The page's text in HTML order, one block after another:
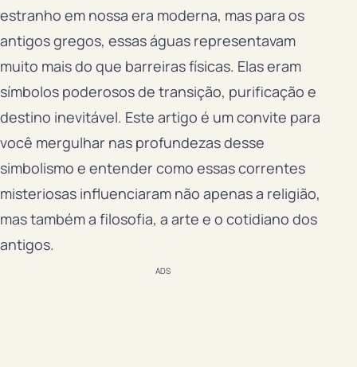
estranho em nossa era moderna, mas para os
antigos gregos, essas águas representavam
muito mais do que barreiras físicas. Elas eram
símbolos poderosos de transição, purificação e
destino inevitável. Este artigo é um convite para
você mergulhar nas profundezas desse
simbolismo e entender como essas correntes
misteriosas influenciaram não apenas a religião,
mas também a filosofia, a arte e o cotidiano dos
antigos.
ADS